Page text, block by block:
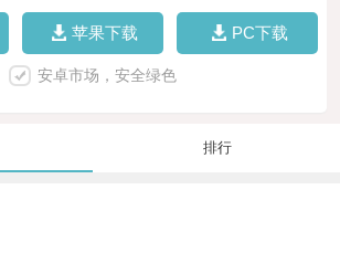
苹果下载 PC下载
安卓市场，安全绿色
排行